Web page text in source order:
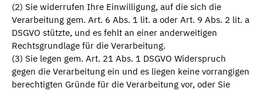
(2) Sie widerrufen Ihre Einwilligung, auf die sich die
Verarbeitung gem. Art. 6 Abs. 1 lit. a oder Art. 9 Abs. 2 lit. a
DSGVO stützte, und es fehlt an einer anderweitigen
Rechtsgrundlage für die Verarbeitung.
(3) Sie legen gem. Art. 21 Abs. 1 DSGVO Widerspruch
gegen die Verarbeitung ein und es liegen keine vorrangigen
berechtigten Gründe für die Verarbeitung vor, oder Sie